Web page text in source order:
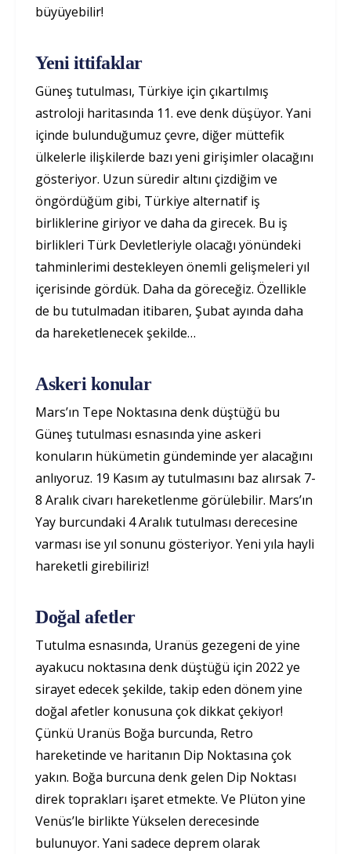
büyüyebilir!
Yeni ittifaklar
Güneş tutulması, Türkiye için çıkartılmış
astroloji haritasında 11. eve denk düşüyor. Yani
içinde bulunduğumuz çevre, diğer müttefik
ülkelerle ilişkilerde bazı yeni girişimler olacağını
gösteriyor. Uzun süredir altını çizdiğim ve
öngördüğüm gibi, Türkiye alternatif iş
birliklerine giriyor ve daha da girecek. Bu iş
birlikleri Türk Devletleriyle olacağı yönündeki
tahminlerimi destekleyen önemli gelişmeleri yıl
içerisinde gördük. Daha da göreceğiz. Özellikle
de bu tutulmadan itibaren, Şubat ayında daha
da hareketlenecek şekilde…
Askeri konular
Mars’ın Tepe Noktasına denk düştüğü bu
Güneş tutulması esnasında yine askeri
konuların hükümetin gündeminde yer alacağını
anlıyoruz. 19 Kasım ay tutulmasını baz alırsak 7-
8 Aralık civarı hareketlenme görülebilir. Mars’ın
Yay burcundaki 4 Aralık tutulması derecesine
varması ise yıl sonunu gösteriyor. Yeni yıla hayli
hareketli girebiliriz!
Doğal afetler
Tutulma esnasında, Uranüs gezegeni de yine
ayakucu noktasına denk düştüğü için 2022 ye
sirayet edecek şekilde, takip eden dönem yine
doğal afetler konusuna çok dikkat çekiyor!
Çünkü Uranüs Boğa burcunda, Retro
hareketinde ve haritanın Dip Noktasına çok
yakın. Boğa burcuna denk gelen Dip Noktası
direk toprakları işaret etmekte. Ve Plüton yine
Venüs’le birlikte Yükselen derecesinde
bulunuyor. Yani sadece deprem olarak